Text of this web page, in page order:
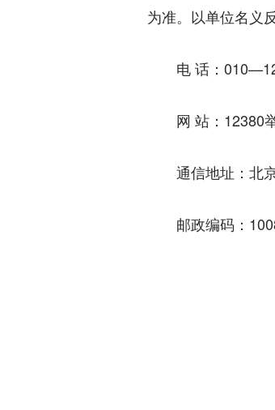
为准。以单位名义
电 话：
网 站：12380
通信地址：北京
邮政编码：